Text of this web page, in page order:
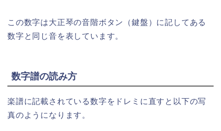
この数字は大正琴の音階ボタン（鍵盤）に記してある
数字と同じ音を表しています。
数字譜の読み方
楽譜に記載されている数字をドレミに直すと以下の写
真のようになります。